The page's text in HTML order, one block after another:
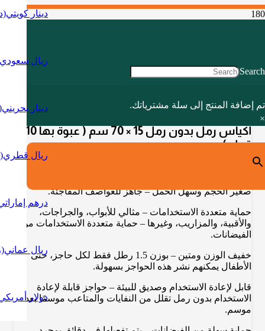
Search
×
دينار كويتي
ريال
دينار بحريني
ريال قطري
درهم
ريال عماني
دولار
تم إضافة المنتج إلى سلة مشترياتك.
اكسسوارات
أكياس رمل بدون رمل 15 × 70 سم ( عبوة بها 10 قطع)
أكياس رمل بدون رمل 15 × 70 سم ( عبوة بها 10
قطع)
صغير الحجم وسهل الحمل – جاهز للعواصف المفاجئة.
حماية متعددة الاستخدامات – مثالي للأبواب، والجراجات،
والأقبية، والمزاريب، وغيرها – حماية متعددة الاستخدامات من
الفيضانات.
خفيف الوزن ومتين – بوزن 1.5 رطل فقط لكل حاجز، حتى
الأطفال يمكنهم نشر هذه الحواجز بسهولة.
قابل لإعادة الاستخدام وصديق للبيئة – حواجز قابلة لإعادة
الاستخدام بدون رمل تقلل من النفايات والمتاعب موسمًا بعد
موسم.